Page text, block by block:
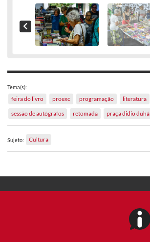
Tema(s):
feira do livro proexc programação literatura
sessão de autógrafos
retomada praça didio duhá
Sujeto: Cultura